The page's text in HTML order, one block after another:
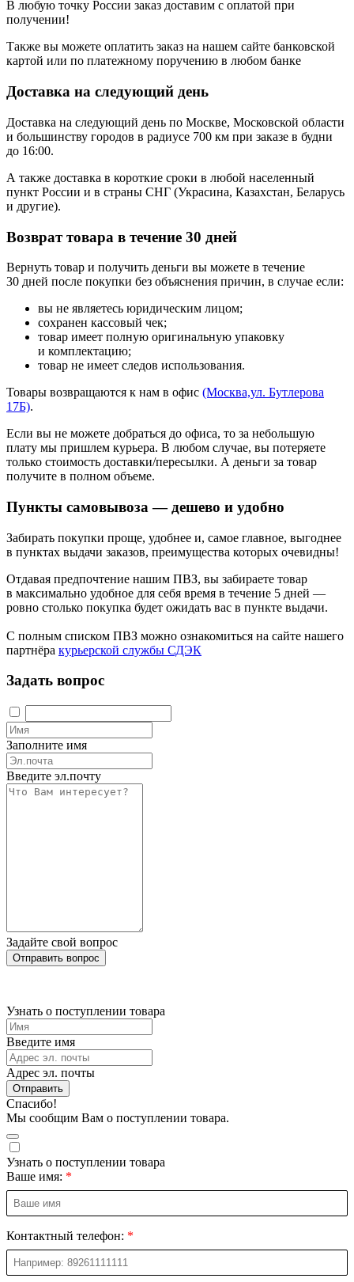
В любую точку России заказ доставим с оплатой при
получении!
Также вы можете оплатить заказ на нашем сайте банковской
картой или по платежному поручению в любом банке
Доставка на следующий день
Доставка на следующий день по Москве, Московской области
и большинству городов в радиусе 700 км при заказе в будни
до 16:00.
А также доставка в короткие сроки в любой населенный
пункт России и в страны СНГ (Украсина, Казахстан, Беларусь
и другие).
Возврат товара в течение 30 дней
Вернуть товар и получить деньги вы можете в течение
30 дней после покупки без объяснения причин, в случае если:
вы не являетесь юридическим лицом;
сохранен кассовый чек;
товар имеет полную оригинальную упаковку
и комплектацию;
товар не имеет следов использования.
Товары возвращаются к нам в офис (Москва,ул. Бутлерова
17Б).
Если вы не можете добраться до офиса, то за небольшую
плату мы пришлем курьера. В любом случае, вы потеряете
только стоимость доставки/пересылки. А деньги за товар
получите в полном объеме.
Пункты самовывоза — дешево и удобно
Забирать покупки проще, удобнее и, самое главное, выгоднее
в пунктах выдачи заказов, преимущества которых очевидны!
Отдавая предпочтение нашим ПВЗ, вы забираете товар
в максимально удобное для себя время в течение 5 дней —
ровно столько покупка будет ожидать вас в пункте выдачи.
С полным списком ПВЗ можно ознакомиться на сайте нашего
партнёра курьерской службы СДЭК
Задать вопрос
Заполните имя
Введите эл.почту
Задайте свой вопрос
Отправить вопрос
Узнать о поступлении товара
Введите имя
Адрес эл. почты
Отправить
Спасибо!
Мы сообщим Вам о поступлении товара.
Узнать о поступлении товара
Ваше имя:
Контактный телефон: